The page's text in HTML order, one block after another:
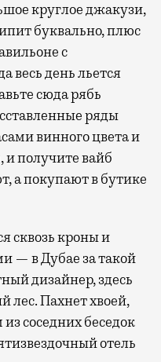
круглое джакузи,
буквально, плюс
с
весь день льется
сюда рябь
ряды
винного цвета и
получите вайб
а покупают в бутике
сквозь кроны и
— в Дубае за такой
дизайнер, здесь
лес. Пахнет хвоей,
соседних беседок
отель